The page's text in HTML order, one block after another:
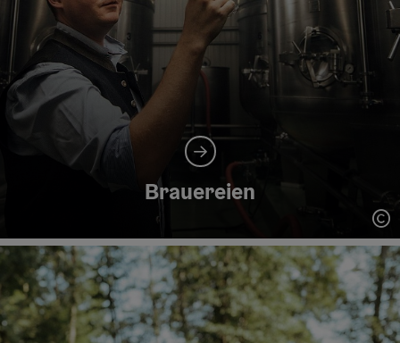
Brauereien